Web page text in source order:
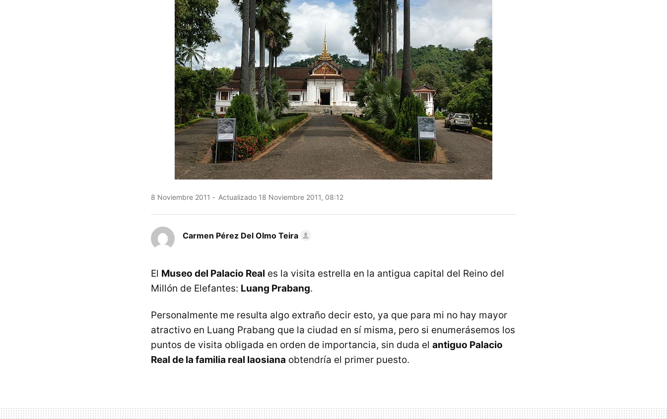
8 Noviembre 2011 Actualizado 18 Noviembre 2011, 08:12
Carmen Pérez Del Olmo Teira
El Museo del Palacio Real es la visita estrella en la antigua capital del Reino del
Millón de Elefantes: Luang Prabang.
Personalmente me resulta algo extraño decir esto, ya que para mi no hay mayor
atractivo en Luang Prabang que la ciudad en sí misma, pero si enumerásemos los
puntos de visita obligada en orden de importancia, sin duda el antiguo Palacio
Real de la familia real laosiana obtendría el primer puesto.